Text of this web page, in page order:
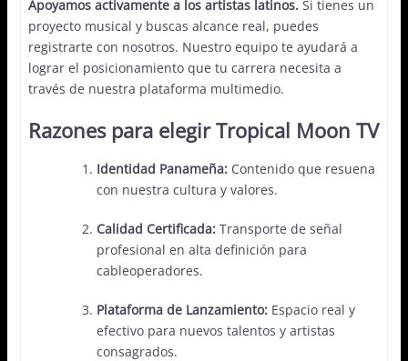
Apoyamos activamente a los artistas latinos.Si tienes un
proyecto musical y buscas alcance real, puedes
registrarte con nosotros. Nuestro equipo te ayudará a
lograr el posicionamiento que tu carrera necesita a
través de nuestra plataforma multimedio.
Razones para elegir Tropical Moon TV
Identidad Panameña:Contenido que resuena
con nuestra cultura y valores.
Calidad Certificada:Transporte de señal
profesional en alta definición para
cableoperadores.
Plataforma de Lanzamiento:Espacio real y
efectivo para nuevos talentos y artistas
consagrados.